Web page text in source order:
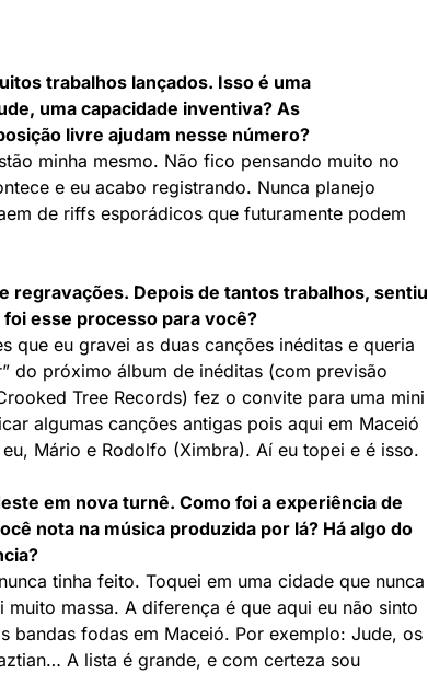
trabalhos lançados. Isso é uma
uma capacidade inventiva? As
livre ajudam nesse número?
minha mesmo. Não fico pensando muito no
e eu acabo registrando. Nunca planejo
de riffs esporádicos que futuramente podem
regravações. Depois de tantos trabalhos, sentiu
esse processo para você?
que eu gravei as duas canções inéditas e queria
do próximo álbum de inéditas (com previsão
Tree Records) fez o convite para uma mini
algumas canções antigas pois aqui em Maceió
Mário e Rodolfo (Ximbra). Aí eu topei e é isso.
em nova turnê. Como foi a experiência de
nota na música produzida por lá? Há algo do
tinha feito. Toquei em uma cidade que nunca
massa. A diferença é que aqui eu não sinto
bandas fodas em Maceió. Por exemplo: Jude, os
A lista é grande, e com certeza sou